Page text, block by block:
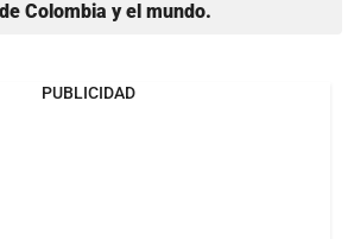
Colombia y el mundo.
PUBLICIDAD